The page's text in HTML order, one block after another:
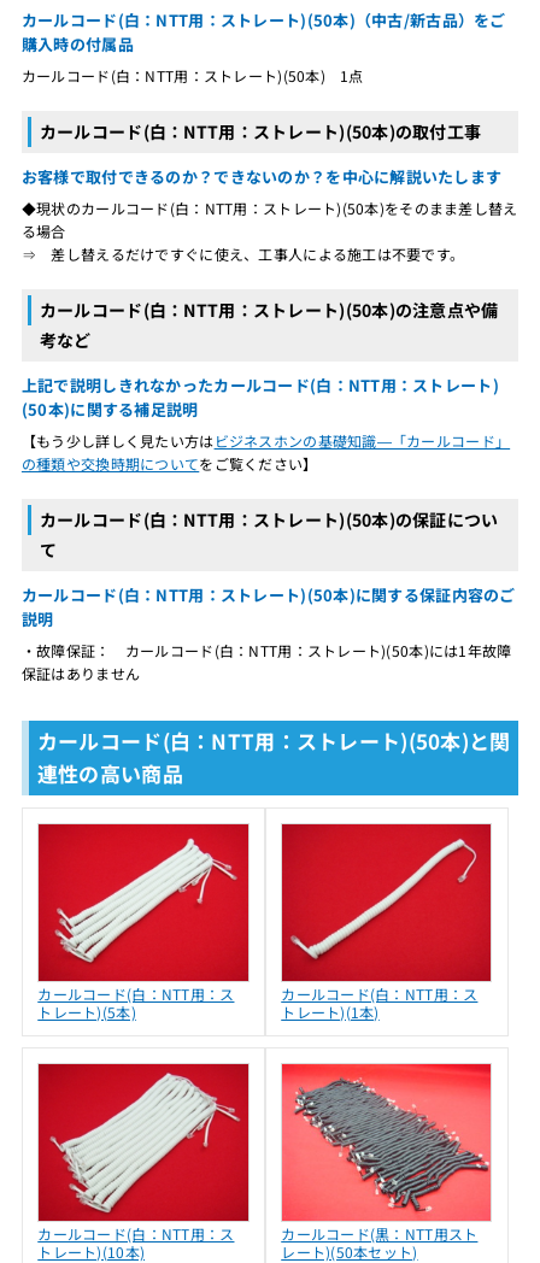
カールコード(白：NTT用：ストレート)(50本)（中古/新古品）をご
購入時の付属品
カールコード(白：NTT用：ストレート)(50本) 1点
カールコード(白：NTT用：ストレート)(50本)の取付工事
お客様で取付できるのか？できないのか？を中心に解説いたします
◆現状のカールコード(白：NTT用：ストレート)(50本)をそのまま差し替え
る場合
⇒ 差し替えるだけですぐに使え、工事人による施工は不要です。
カールコード(白：NTT用：ストレート)(50本)の注意点や備
考など
上記で説明しきれなかったカールコード(白：NTT用：ストレート)
(50本)に関する補足説明
【もう少し詳しく見たい方はビジネスホンの基礎知識―「カールコード」
の種類や交換時期についてをご覧ください】
カールコード(白：NTT用：ストレート)(50本)の保証につい
て
カールコード(白：NTT用：ストレート)(50本)に関する保証内容のご
説明
・故障保証： カールコード(白：NTT用：ストレート)(50本)には1年故障
保証はありません
カールコード(白：NTT用：ストレート)(50本)と関
連性の高い商品
カールコード(白：NTT用：ス
トレート)(5本)
カールコード(白：NTT用：ス
トレート)(1本)
カールコード(白：NTT用：ス
トレート)(10本)
カールコード(黒：NTT用スト
レート)(50本セット)